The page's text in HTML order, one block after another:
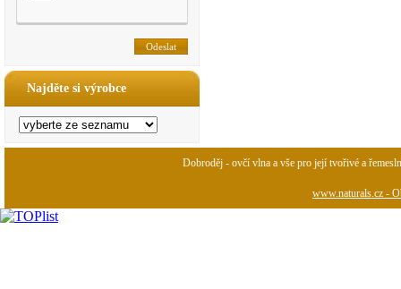
Najděte si výrobce
Dobroděj - ovčí vlna a vše pro její tvořivé a
www.naturals.cz -